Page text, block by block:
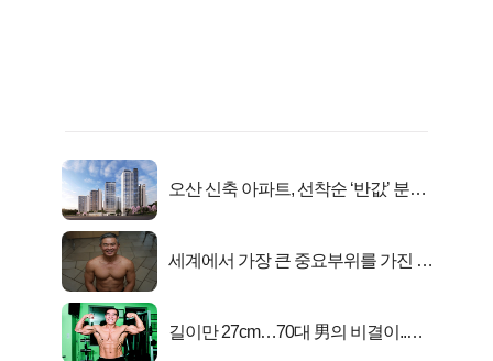
오산 신축 아파트, 선착순 ‘반값’ 분양
세계에서 가장 큰 중요부위를 가진 남
길이만 27cm…70대 男의 비결이..충